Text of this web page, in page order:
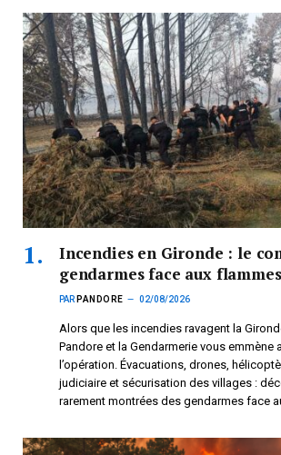
Incendies en Gironde : le
gendarmes face aux flammes
PAR PANDORE 02/08/2026
Alors que les incendies ravagent la
Pandore et la Gendarmerie vous emmène
l’opération. Évacuations, drones,
judiciaire et sécurisation des villages :
rarement montrées des gendarmes face